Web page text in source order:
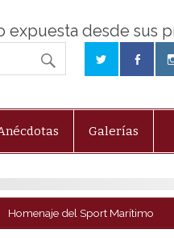
expuesta desde sus
Galerías
Homenaje del Sport Marítimo